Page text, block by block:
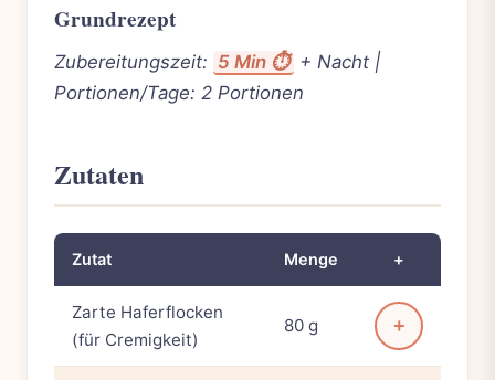
Grundrezept
Zubereitungszeit: 5 Min ⏱️ + Nacht |
Portionen/Tage: 2 Portionen
Zutaten
Zutat Menge +
Zarte Haferflocken
(für Cremigkeit)
80 g +